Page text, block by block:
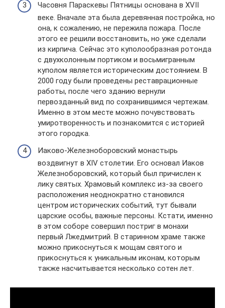
Часовня Параскевы Пятницы основана в XVII
веке. Вначале эта была деревянная постройка, но
она, к сожалению, не пережила пожара. После
этого ее решили восстановить, но уже сделали
из кирпича. Сейчас это куполообразная ротонда
с двухколонным портиком и восьмигранным
куполом является историческим достоянием. В
2000 году были проведены реставрационные
работы, после чего зданию вернули
первозданный вид по сохранившимся чертежам.
Именно в этом месте можно почувствовать
умиротворенность и познакомится с историей
этого городка.
Иаково-Железноборовский монастырь
воздвигнут в XIV столетии. Его основал Иаков
Железноборовский, который был причислен к
лику святых. Храмовый комплекс из-за своего
расположения неоднократно становился
центром исторических событий, тут бывали
царские особы, важные персоны. Кстати, именно
в этом соборе совершил постриг в монахи
первый Лжедмитрий. В старинном храме также
можно прикоснуться к мощам святого и
прикоснуться к уникальным иконам, которым
также насчитывается несколько сотен лет.